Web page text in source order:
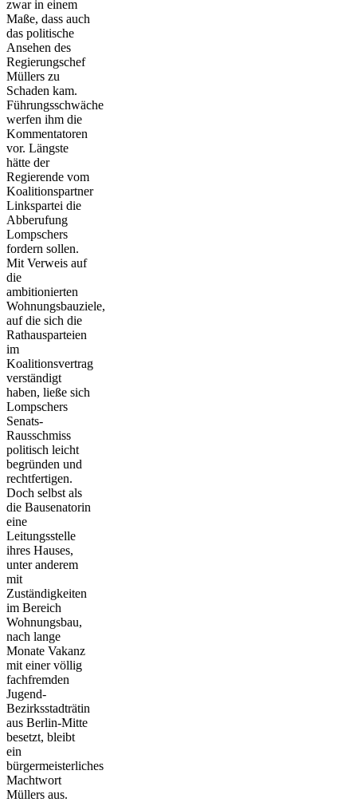
zwar in einem
Maße, dass auch
das politische
Ansehen des
Regierungschef
Müllers zu
Schaden kam.
Führungsschwäche
werfen ihm die
Kommentatoren
vor. Längste
hätte der
Regierende vom
Koalitionspartner
Linkspartei die
Abberufung
Lompschers
fordern sollen.
Mit Verweis auf
die
ambitionierten
Wohnungsbauziele,
auf die sich die
Rathausparteien
im
Koalitionsvertrag
verständigt
haben, ließe sich
Lompschers
Senats-
Rausschmiss
politisch leicht
begründen und
rechtfertigen.
Doch selbst als
die Bausenatorin
eine
Leitungsstelle
ihres Hauses,
unter anderem
mit
Zuständigkeiten
im Bereich
Wohnungsbau,
nach lange
Monate Vakanz
mit einer völlig
fachfremden
Jugend-
Bezirksstadträtin
aus Berlin-Mitte
besetzt, bleibt
ein
bürgermeisterliches
Machtwort
Müllers aus.